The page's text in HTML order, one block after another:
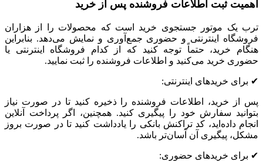
اهمیت ثبت اطلاعات فروشنده پس از خرید
ترب یک موتور جستجوی خرید است که محصولات را از هزاران
فروشگاه اینترنتی و حضوری جمع‌آوری و نمایش می‌دهد. بنابراین
هنگام خرید، حتماً توجه کنید که از کدام فروشگاه اینترنتی یا
حضوری خرید می‌کنید و اطلاعات فروشنده را ثبت نمایید.
✔ برای خریدهای اینترنتی:
پس از خرید، اطلاعات فروشنده را ذخیره کنید تا در صورت نیاز
بتوانید سفارش خود را پیگیری کنید. همچنین، اگر پرداخت آنلاین
انجام داده‌اید، کد تراکنش بانکی را یادداشت کنید تا در صورت بروز
مشکل، پیگیری آن آسان‌تر باشد.
✔ برای خریدهای حضوری: